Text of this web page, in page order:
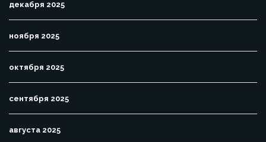
декабря 2025
ноября 2025
октября 2025
сентября 2025
августа 2025